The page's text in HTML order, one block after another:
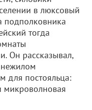
в люксовый
подполковника
тогда
Он рассказывал,
для постояльца:
микроволновая